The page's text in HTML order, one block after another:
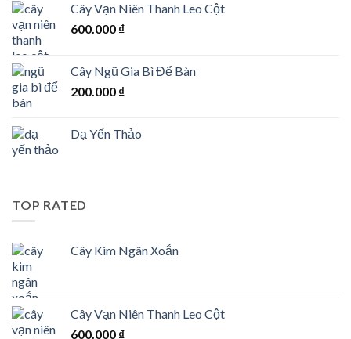
Cây Vạn Niên Thanh Leo Cột
600.000 ₫
Cây Ngũ Gia Bì Để Bàn
200.000 ₫
Dạ Yến Thảo
TOP RATED
Cây Kim Ngân Xoắn
Cây Vạn Niên Thanh Leo Cột
600.000 ₫